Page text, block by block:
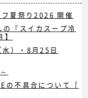
フ夏祭り2026 開催
『スイカスープ冷
）・8月25日
の不具合について［